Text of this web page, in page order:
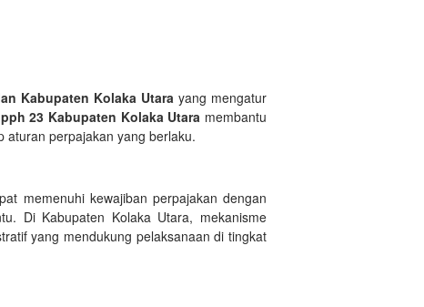
Kabupaten Kolaka Utara yang mengatur
23 Kabupaten Kolaka Utara membantu
aturan perpajakan yang berlaku.
memenuhi kewajiban perpajakan dengan
Di Kabupaten Kolaka Utara, mekanisme
yang mendukung pelaksanaan di tingkat